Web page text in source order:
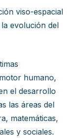
viso-espacial
evolución del
humano,
el desarrollo
las áreas del
matemáticas,
y sociales.